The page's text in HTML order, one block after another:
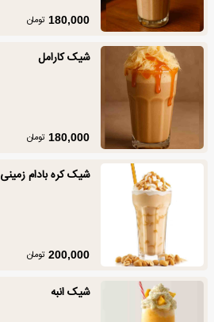
180,000 تومان
شیک کارامل
180,000 تومان
شیک کره بادام زمینی
200,000 تومان
شیک انبه